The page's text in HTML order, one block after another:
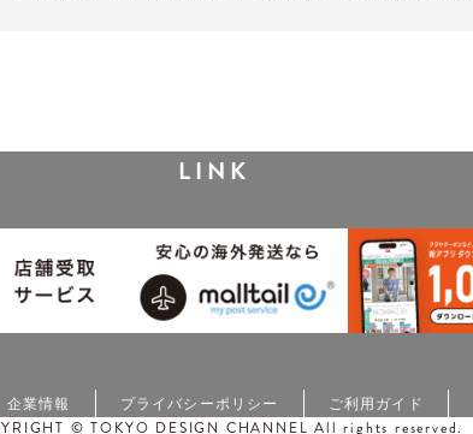
LINK
企業情報 プライバシーポリシー ご利用ガイド
© TOKYO DESIGN CHANNEL All rights reserved.